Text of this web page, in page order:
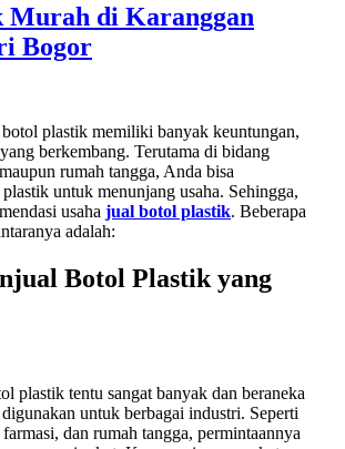
Murah di Karanggan
Bogor
plastik memiliki banyak keuntungan,
berkembang. Terutama di bidang
rumah tangga, Anda bisa
untuk menunjang usaha. Sehingga,
usaha jual botol plastik. Beberapa
adalah:
Botol Plastik yang
plastik tentu sangat banyak dan beraneka
untuk berbagai industri. Seperti
dan rumah tangga, permintaannya